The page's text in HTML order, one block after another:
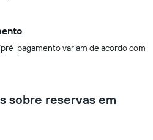
pagamento variam de acordo com
sobre reservas em